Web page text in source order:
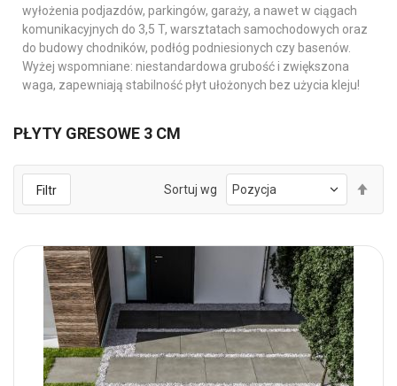
wyłożenia podjazdów, parkingów, garaży, a nawet w ciągach
komunikacyjnych do 3,5 T, warsztatach samochodowych oraz
do budowy chodników, podłóg podniesionych czy basenów.
Wyżej wspomniane: niestandardowa grubość i zwiększona
waga, zapewniają stabilność płyt ułożonych bez użycia kleju!
PŁYTY GRESOWE 3 CM
Filtr Sortuj wg